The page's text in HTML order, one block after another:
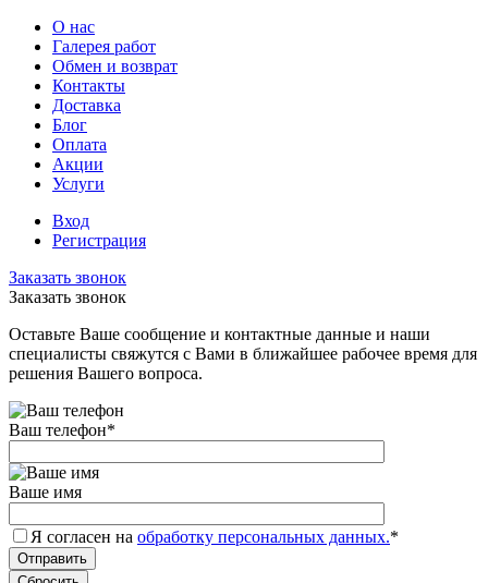
О нас
Галерея работ
Обмен и возврат
Контакты
Доставка
Блог
Оплата
Акции
Услуги
Вход
Регистрация
Заказать звонок
Заказать звонок
Оставьте Ваше сообщение и контактные данные и наши
специалисты свяжутся с Вами в ближайшее рабочее время для
решения Вашего вопроса.
Ваш телефон*
Ваше имя
Я согласен на обработку персональных данных.*